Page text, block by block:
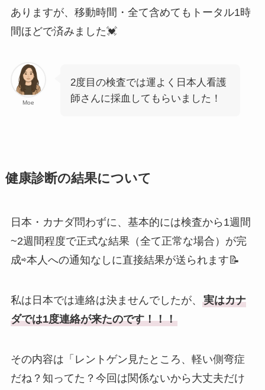
ありますが、移動時間・全て含めてもトータル1時
間ほどで済みました💓
Moe
2度目の検査では運よく日本人看護
師さんに採血してもらいました！
健康診断の結果について
日本・カナダ問わずに、基本的には検査から1週間
~2週間程度で正式な結果（全て正常な場合）が完
成⇨本人への通知なしに直接結果が送られます📝
私は日本では連絡は決ませんでしたが、 実はカナ
ダでは1度連絡が来たのです！！！
その内容は「レントゲン見たところ、軽い側弯症
だね？知ってた？今回は関係ないから大丈夫だけ